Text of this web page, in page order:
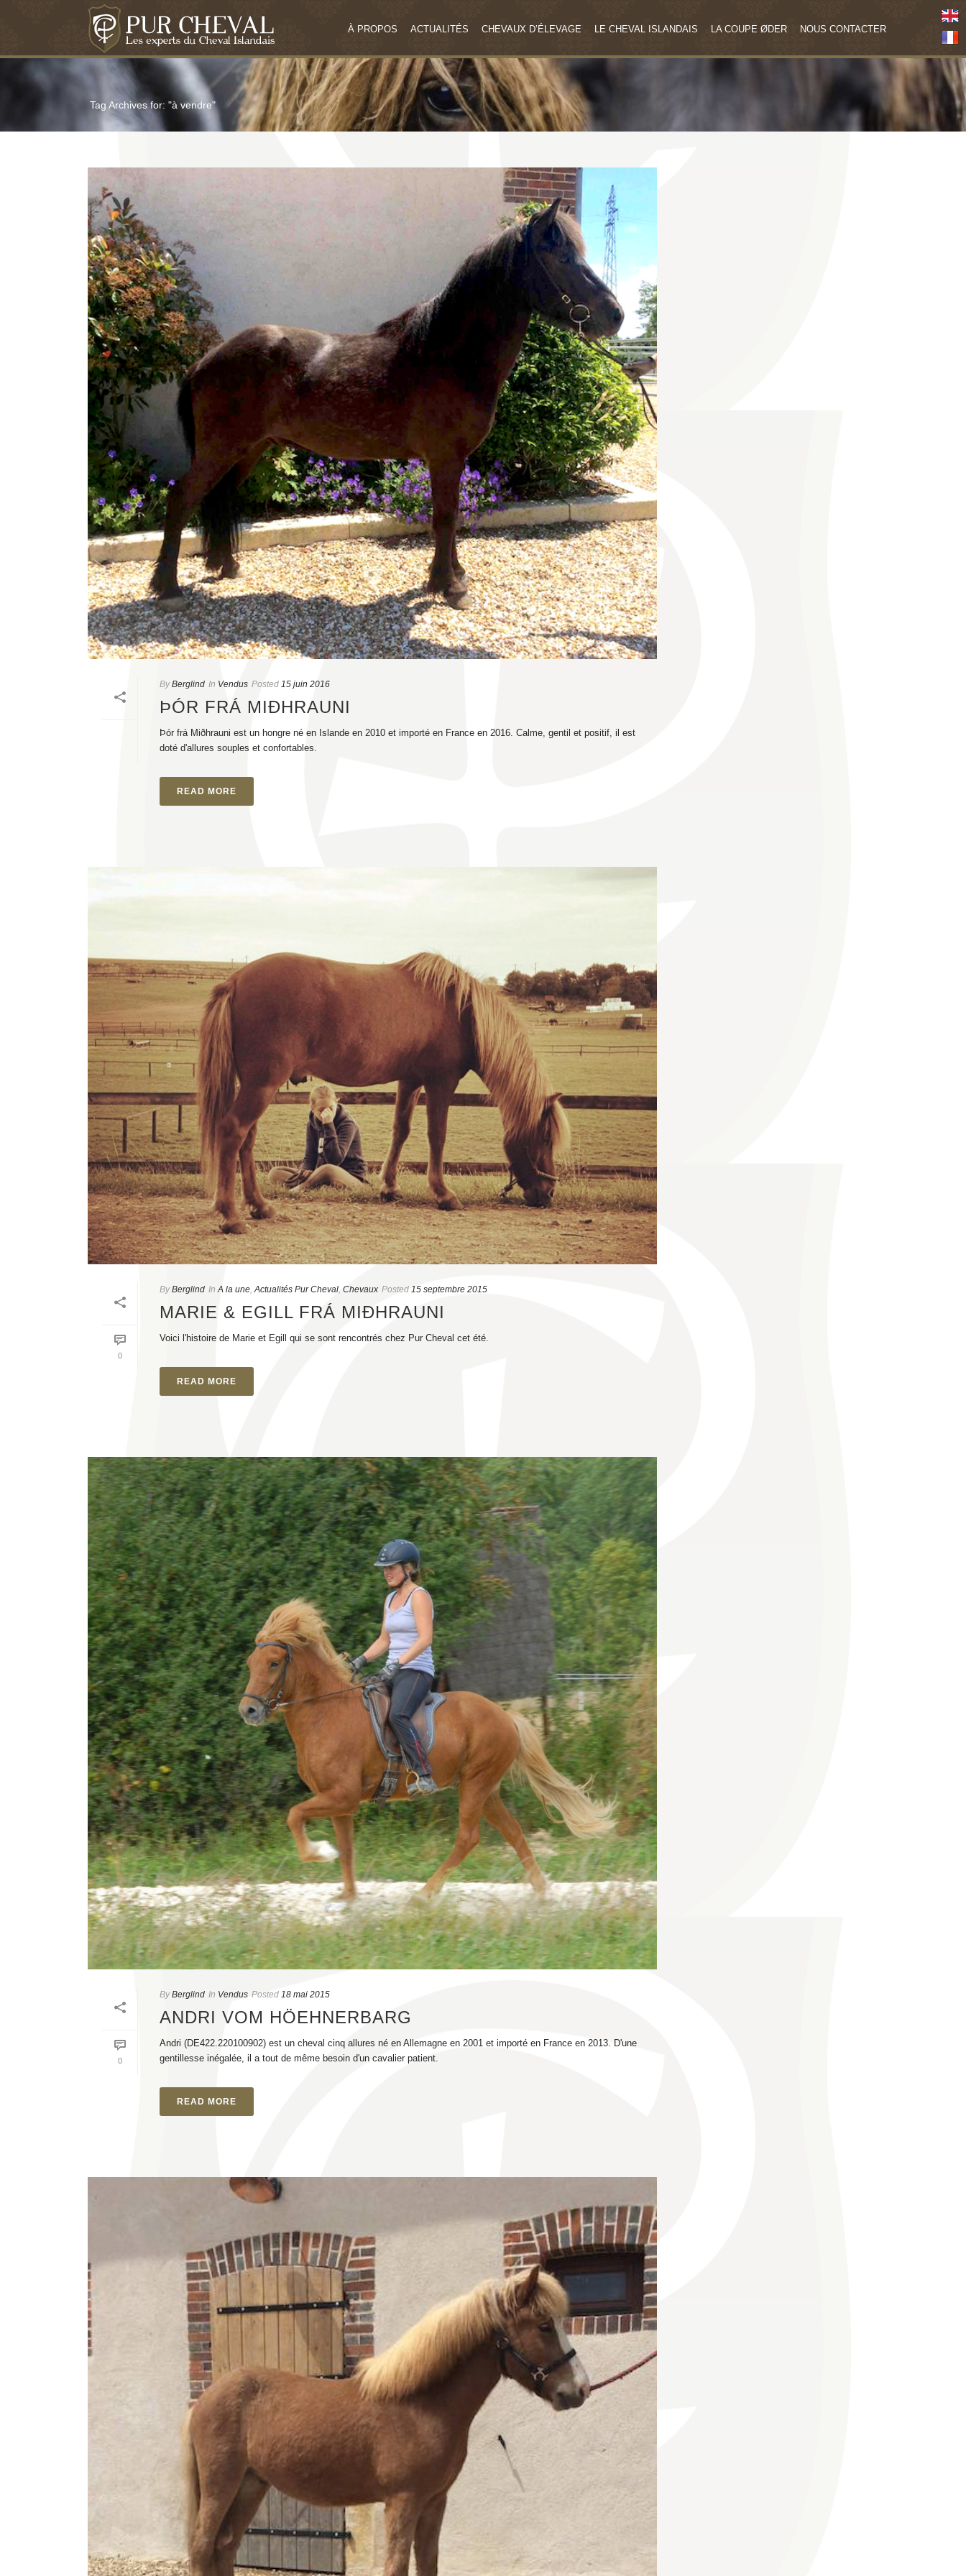
À PROPOS ACTUALITÉS CHEVAUX D’ÉLEVAGE LE CHEVAL ISLANDAIS LA COUPE ØDER NOUS CONTACTER
Tag Archives for: "à vendre"
By Berglind In Vendus Posted 15 juin 2016
ÞÓR FRÁ MIÐHRAUNI
Þór frá Miðhrauni est un hongre né en Islande en 2010 et importé en France en 2016. Calme, gentil et positif, il est
doté d'allures souples et confortables.
READ MORE
0
By Berglind In A la une Actualités Pur Cheval Chevaux Posted 15 septembre 2015
MARIE & EGILL FRÁ MIÐHRAUNI
Voici l'histoire de Marie et Egill qui se sont rencontrés chez Pur Cheval cet été.
READ MORE
0
By Berglind In Vendus Posted 18 mai 2015
ANDRI VOM HÖEHNERBARG
Andri (DE422.220100902) est un cheval cinq allures né en Allemagne en 2001 et importé en France en 2013. D'une
gentillesse inégalée, il a tout de même besoin d'un cavalier patient.
READ MORE